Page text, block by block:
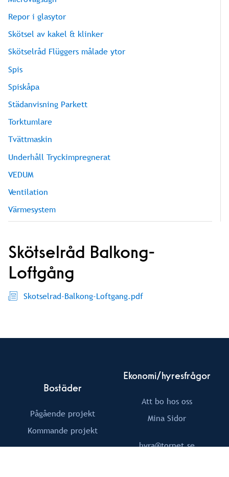
Repor i glasytor
Skötsel av kakel & klinker
Skötselråd Flüggers målade ytor
Spis
Spiskåpa
Städanvisning Parkett
Torktumlare
Tvättmaskin
Underhåll Tryckimpregnerat
VEDUM
Ventilation
Värmesystem
Skötselråd Balkong-
Loftgång
Skotselrad-Balkong-Loftgang.pdf
Bostäder
Pågående projekt
Kommande projekt
Ekonomi/hyresfrågor
Att bo hos oss
Mina Sidor
hyra@tornet.se